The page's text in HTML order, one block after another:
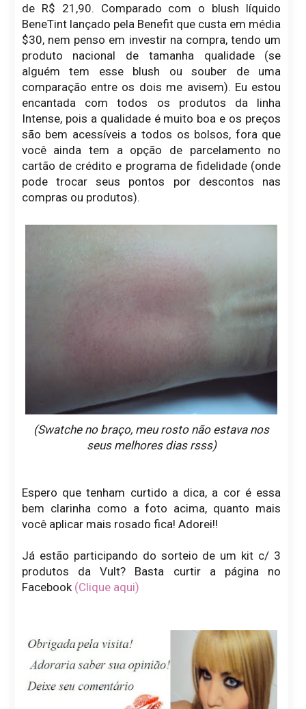
de R$ 21,90. Comparado com o blush líquido
BeneTint lançado pela Benefit que custa em média
$30, nem penso em investir na compra, tendo um
produto nacional de tamanha qualidade (se
alguém tem esse blush ou souber de uma
comparação entre os dois me avisem). Eu estou
encantada com todos os produtos da linha
Intense, pois a qualidade é muito boa e os preços
são bem acessíveis a todos os bolsos, fora que
você ainda tem a opção de parcelamento no
cartão de crédito e programa de fidelidade (onde
pode trocar seus pontos por descontos nas
compras ou produtos).
(Swatche no braço, meu rosto não estava nos
seus melhores dias rsss)
Espero que tenham curtido a dica, a cor é essa
bem clarinha como a foto acima, quanto mais
você aplicar mais rosado fica! Adorei!!
Já estão participando do sorteio de um kit c/ 3
produtos da Vult? Basta curtir a página no
Facebook (Clique aqui)